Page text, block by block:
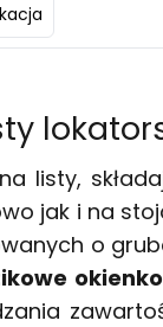
listy,
jak i na
o
okienko